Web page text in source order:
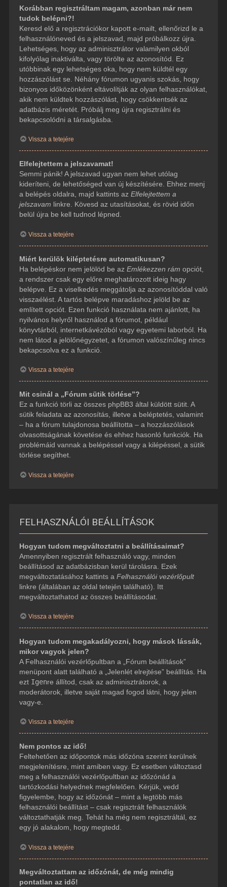
Korábban regisztráltam magam, azonban már nem
tudok belépni?!
Keresd elő a regisztrációkor kapott e-mailt, ellenőrizd le a
felhasználóneved és a jelszavad, majd próbálkozz újra.
Lehetséges, hogy az adminisztrátor valamilyen okból
kifolyólag inaktiválta, vagy törölte az azonosítód. Ez
utóbbinak egy lehetséges oka, hogy nem küldtél egy
hozzászólást se. Néhány fórumon ugyanis szokás, hogy
bizonyos időközönként eltávolítják az olyan felhasználókat,
akik nem küldtek hozzászólást, hogy csökkentsék az
adatbázis méretét. Próbálj meg újra regisztrálni és
bekapcsolódni a társalgásba.
Vissza a tetejére
Elfelejtettem a jelszavamat!
Semmi pánik! A jelszavad ugyan nem lehet utólag
kideríteni, de lehetőséged van új készítésére. Ehhez menj
a belépés oldalra, majd kattints az Elfelejtettem a
jelszavam linkre. Kövesd az utasításokat, és rövid időn
belül újra be kell tudnod lépned.
Vissza a tetejére
Miért kerülök kiléptetésre automatikusan?
Ha belépéskor nem jelölöd be az Emlékezzen rám opciót,
a rendszer csak egy előre meghatározott ideig hagy
belépve. Ez a viselkedés meggátolja az azonosítóddal való
visszaélést. A tartós belépve maradáshoz jelöld be az
említett opciót. Ezen funkció használata nem ajánlott, ha
nyilvános helyről használod a fórumot, például
könyvtárból, internetkávézóból vagy egyetemi laborból. Ha
nem látod a jelölőnégyzetet, a fórumon valószínűleg nincs
bekapcsolva ez a funkció.
Vissza a tetejére
Mit csinál a „Fórum sütik törlése”?
Ez a funkció törli az összes phpBB3 által küldött sütit. A
sütik feladata az azonosítás, illetve a beléptetés, valamint
– ha a fórum tulajdonosa beállította – a hozzászólások
olvasottságának követése és ehhez hasonló funkciók. Ha
problémáid vannak a belépéssel vagy a kilépéssel, a sütik
törlése segíthet.
Vissza a tetejére
FELHASZNÁLÓI BEÁLLÍTÁSOK
Hogyan tudom megváltoztatni a beállításaimat?
Amennyiben regisztrált felhasználó vagy, minden
beállításod az adatbázisban kerül tárolásra. Ezek
megváltoztatásához kattints a Felhasználói vezérlőpult
linkre (általában az oldal tetején található). Itt
megváltoztathatod az összes beállításodat.
Vissza a tetejére
Hogyan tudom megakadályozni, hogy mások lássák,
mikor vagyok jelen?
A Felhasználói vezérlőpultban a „Fórum beállítások”
menüpont alatt található a „Jelenlét elrejtése” beállítás. Ha
ezt Igenre állítod, csak az adminisztrátorok, a
moderátorok, illetve saját magad fogod látni, hogy jelen
vagy-e.
Vissza a tetejére
Nem pontos az idő!
Feltehetően az időpontok más időzóna szerint kerülnek
megjelenítésre, mint amiben vagy. Ez esetben változtasd
meg a felhasználói vezérlőpultban az időzónád a
tartózkodási helyednek megfelelően. Kérjük, vedd
figyelembe, hogy az időzónát – mint a legtöbb más
felhasználói beállítást – csak regisztrált felhasználók
változtathatják meg. Tehát ha még nem regisztráltál, ez
egy jó alakalom, hogy megtedd.
Vissza a tetejére
Megváltoztattam az időzónát, de még mindig
pontatlan az idő!